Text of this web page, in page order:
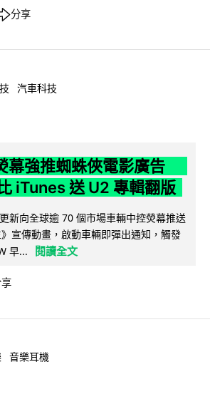
分享
汽車科技
幕強推蜘蛛俠電影廣告
iTunes 送 U2 專輯翻版
新向全球逾 70 個市場車輛中控熒幕推送
》宣傳動畫，啟動車輛即彈出通知，觸發
早...
閱讀全文
音樂耳機